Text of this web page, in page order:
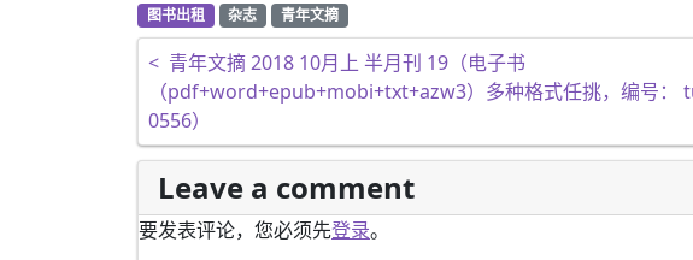
图书出租 杂志 青年文摘
文章导航
< 青年文摘 2018 10月上 半月刊 19（电子书
（pdf+word+epub+mobi+txt+azw3）多种格式任挑，编号：
0556）
Leave a comment
要发表评论，您必须先登录。